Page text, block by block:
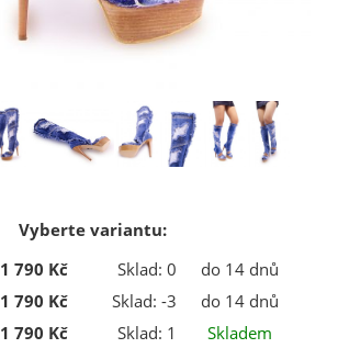
Vyberte variantu:
1 790 Kč Sklad: 0
do 14 dnů
1 790 Kč Sklad: -3
do 14 dnů
1 790 Kč Sklad: 1
Skladem